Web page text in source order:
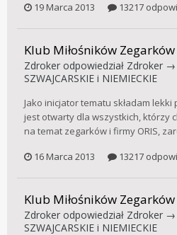
19 Marca 2013
13217
Klub Miłośników Zegarków
Zdroker odpowiedział Zdroker →
SZWAJCARSKIE i NIEMIECKIE
Jako inicjator tematu składam lekki
jest otwarty dla wszystkich, którzy
na temat zegarków i firmy ORIS,
16 Marca 2013
13217
Klub Miłośników Zegarków
Zdroker odpowiedział Zdroker →
SZWAJCARSKIE i NIEMIECKIE